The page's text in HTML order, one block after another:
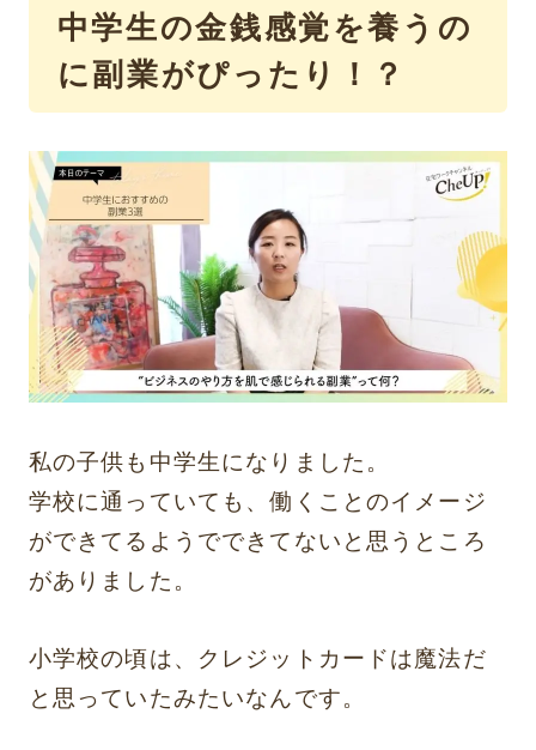
中学生の金銭感覚を養うの
に副業がぴったり！？
私の子供も中学生になりました。
学校に通っていても、働くことのイメージ
ができてるようでできてないと思うところ
がありました。
小学校の頃は、クレジットカードは魔法だ
と思っていたみたいなんです。